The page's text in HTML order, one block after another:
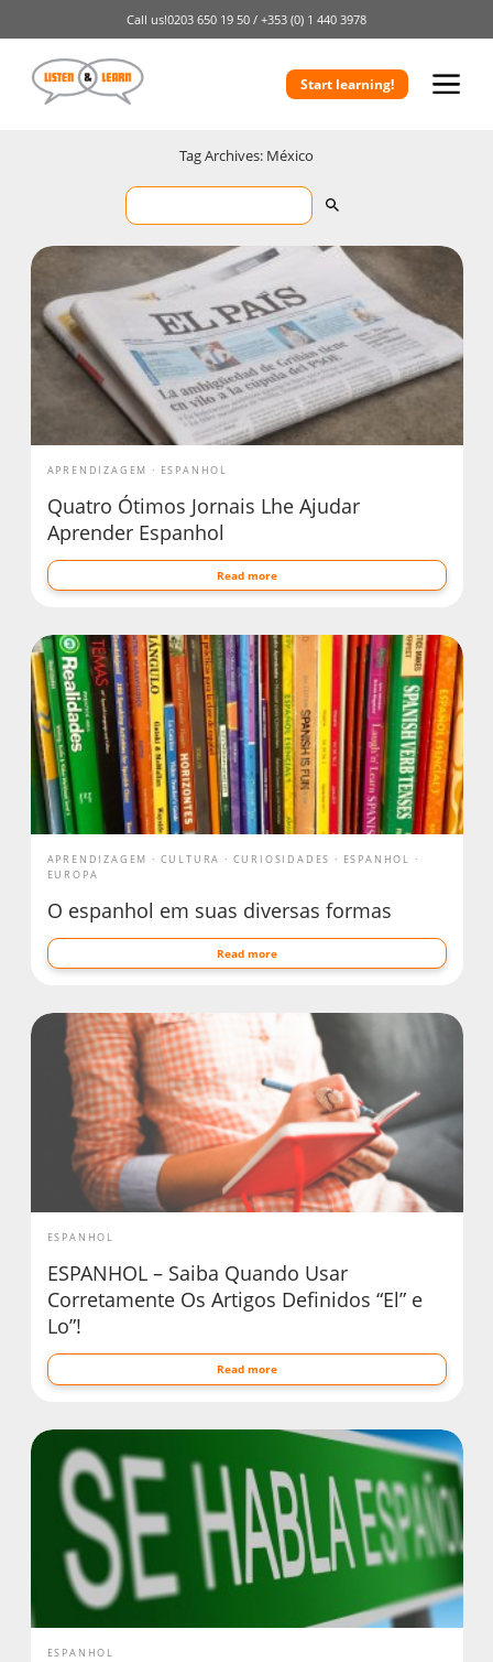
Call us!0203 650 19 50 / +353 (0) 1 440 3978
Start learning!
Tag Archives: México
APRENDIZAGEM ESPANHOL
Quatro Ótimos Jornais Lhe Ajudar
Aprender Espanhol
Read more
APRENDIZAGEM CULTURA CURIOSIDADES
ESPANHOL
EUROPA
O espanhol em suas diversas formas
Read more
ESPANHOL
ESPANHOL – Saiba Quando Usar
Corretamente Os Artigos Definidos “El” e
Lo”!
Read more
ESPANHOL